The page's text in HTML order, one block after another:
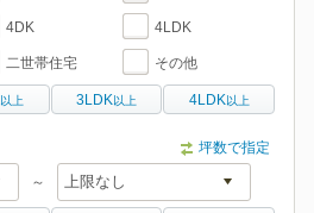
4DK 4LDK
二世帯住宅 その他
以上 3LDK 以上 4LDK 以上
坪数で指定
～